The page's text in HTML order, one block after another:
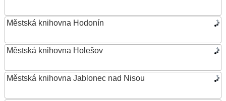
Městská knihovna Hodonín
Městská knihovna Holešov
Městská knihovna Jablonec nad Nisou